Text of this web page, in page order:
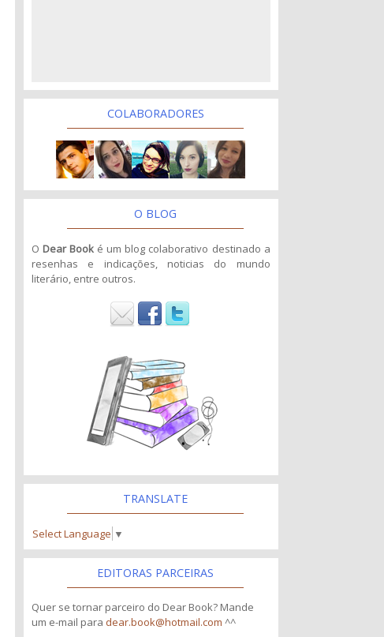
COLABORADORES
O BLOG
O Dear Book é um blog colaborativo destinado a
resenhas e indicações, noticias do mundo
literário, entre outros.
TRANSLATE
Select Language ▼
EDITORAS PARCEIRAS
Quer se tornar parceiro do Dear Book? Mande
um e-mail para dear.book@hotmail.com ^^